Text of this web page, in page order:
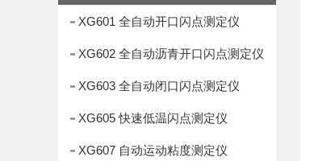
XG601 全自动开口闪点测定仪
XG602 全自动沥青开口闪点测定仪
XG603 全自动闭口闪点测定仪
XG605 快速低温闪点测定仪
XG607 自动运动粘度测定仪